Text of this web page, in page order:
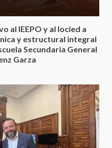
al IEEPO y al Iocied a
y estructural integral
Secundaria General
Garza
Salomón Jara
la consolidación
en
oaxaqueño
Mazatlán
de Oaxaca
caso de maltrato